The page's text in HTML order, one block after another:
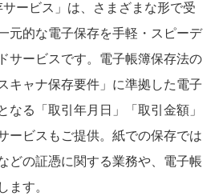
サービス」は、さまざまな形で受
元的な電子保存を手軽・スピーデ
サービスです。電子帳簿保存法の
キャナ保存要件」に準拠した電子
なる「取引年月日」「取引金額」
ービスもご提供。紙での保存では
どの証憑に関する業務や、電子帳
ます。